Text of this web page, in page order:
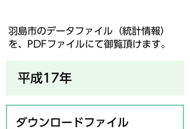
羽島市のデータファイル（統計情報）
を、PDFファイルにて御覧頂けます。
平成17年
ダウンロードファイル